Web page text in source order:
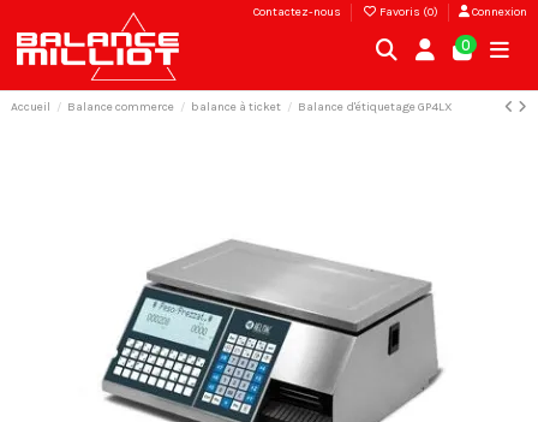
Contactez-nous Favoris (0) Connexion
0
Accueil Balance commerce balance à ticket Balance d'étiquetage GP4LX